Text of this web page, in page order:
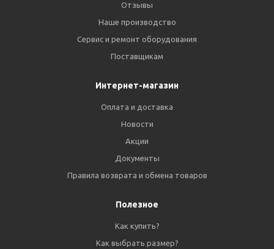
Отзывы
Наше производство
Сервис и ремонт оборудования
Поставщикам
Интернет-магазин
Оплата и доставка
Новости
Акции
Документы
Правила возврата и обмена товаров
Полезное
Как купить?
Как выбрать размер?